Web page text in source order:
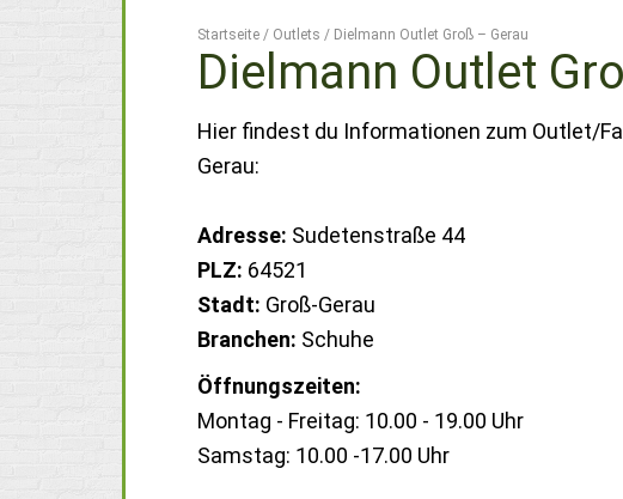
Startseite / Outlets / Dielmann Outlet Groß – Gerau
Dielmann Outlet
Hier findest du Informationen zum Outlet/
Gerau:
Adresse: Sudetenstraße 44
PLZ: 64521
Stadt: Groß-Gerau
Branchen: Schuhe
Öffnungszeiten:
Montag - Freitag: 10.00 - 19.00 Uhr
Samstag: 10.00 -17.00 Uhr